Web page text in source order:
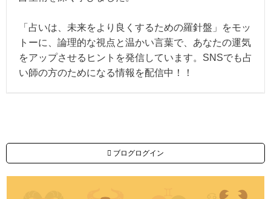
「占いは、未来をより良くするための羅針盤」をモッ
トーに、論理的な視点と温かい言葉で、あなたの運気
をアップさせるヒントを発信しています。SNSでも占
い師の方のためになる情報を配信中！！
ブログログイン